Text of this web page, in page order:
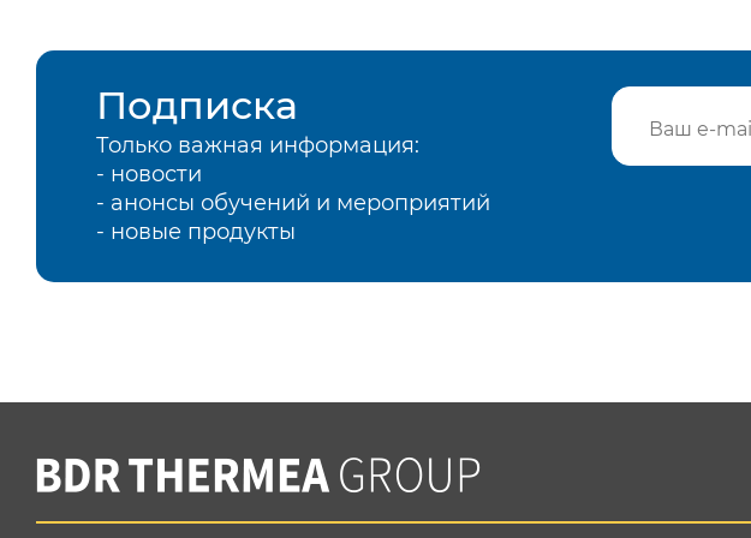
Подписка
Только важная информация:
- новости
- анонсы обучений и мероприятий
- новые продукты